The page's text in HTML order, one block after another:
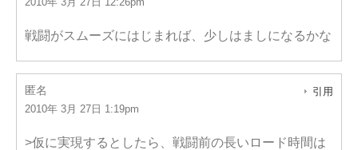
戦闘がスムーズにはじまれば、少しはましになるかな
匿名
2010年 3月 27日 1:19pm
引用
>仮に実現するとしたら、戦闘前の長いロード時間は